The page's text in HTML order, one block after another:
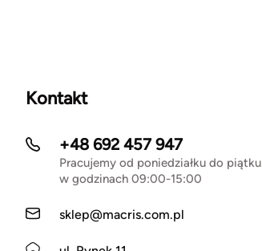
Kontakt
+48 692 457 947
Pracujemy od poniedziałku do piątku
w godzinach 09:00-15:00
sklep@macris.com.pl